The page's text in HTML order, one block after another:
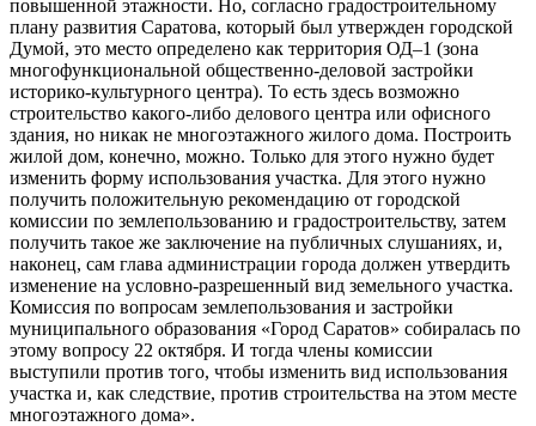
повышенной этажности. Но, согласно градостроительному
плану развития Саратова, который был утвержден городской
Думой, это место определено как территория ОД–1 (зона
многофункциональной общественно-деловой застройки
историко-культурного центра). То есть здесь возможно
строительство какого-либо делового центра или офисного
здания, но никак не многоэтажного жилого дома. Построить
жилой дом, конечно, можно. Только для этого нужно будет
изменить форму использования участка. Для этого нужно
получить положительную рекомендацию от городской
комиссии по землепользованию и градостроительству, затем
получить такое же заключение на публичных слушаниях, и,
наконец, сам глава администрации города должен утвердить
изменение на условно-разрешенный вид земельного участка.
Комиссия по вопросам землепользования и застройки
муниципального образования «Город Саратов» собиралась по
этому вопросу 22 октября. И тогда члены комиссии
выступили против того, чтобы изменить вид использования
участка и, как следствие, против строительства на этом месте
многоэтажного дома».